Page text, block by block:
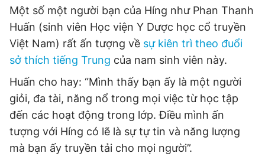
Một số một người bạn của Híng như Phan Thanh
Huấn (sinh viên Học viện Y Dược học cổ truyền
Việt Nam) rất ấn tượng về sự kiên trì theo đuổi
sở thích tiếng Trung của nam sinh viên này.
Huấn cho hay: “Mình thấy bạn ấy là một người
giỏi, đa tài, năng nổ trong mọi việc từ học tập
đến các hoạt động trong lớp. Điều mình ấn
tượng với Híng có lẽ là sự tự tin và năng lượng
mà bạn ấy truyền tải cho mọi người”.